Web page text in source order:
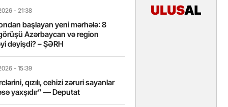
- 21:38
başlayan yeni mərhələ: 8
Azərbaycan və region
dəyişdi? – ŞƏRH
- 15:39
qızılı, cehizi zəruri sayanlar
yaxşıdır” — Deputat